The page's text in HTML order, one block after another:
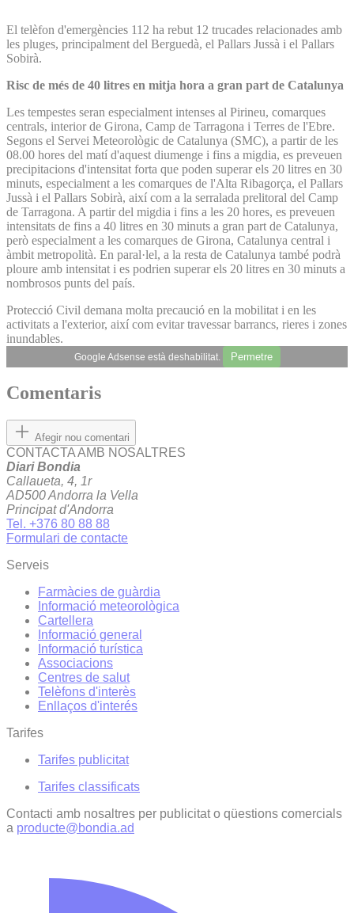
El telèfon d'emergències 112 ha rebut 12 trucades relacionades amb
les pluges, principalment del Berguedà, el Pallars Jussà i el Pallars
Sobirà.
Risc de més de 40 litres en mitja hora a gran part de Catalunya
Les tempestes seran especialment intenses al Pirineu, comarques
centrals, interior de Girona, Camp de Tarragona i Terres de l'Ebre.
Segons el Servei Meteorològic de Catalunya (SMC), a partir de les
08.00 hores del matí d'aquest diumenge i fins a migdia, es preveuen
precipitacions d'intensitat forta que poden superar els 20 litres en 30
minuts, especialment a les comarques de l'Alta Ribagorça, el Pallars
Jussà i el Pallars Sobirà, així com a la serralada prelitoral del Camp
de Tarragona. A partir del migdia i fins a les 20 hores, es preveuen
intensitats de fins a 40 litres en 30 minuts a gran part de Catalunya,
però especialment a les comarques de Girona, Catalunya central i
àmbit metropolità. En paral·lel, a la resta de Catalunya també podrà
ploure amb intensitat i es podrien superar els 20 litres en 30 minuts a
nombrosos punts del país.
Protecció Civil demana molta precaució en la mobilitat i en les
activitats a l'exterior, així com evitar travessar barrancs, rieres i zones
inundables.
Google Adsense està deshabilitat. Permetre
Comentaris
Afegir nou comentari
CONTACTA AMB NOSALTRES
Diari Bondia
Callaueta, 4, 1r
AD500 Andorra la Vella
Principat d'Andorra
Tel. +376 80 88 88
Formulari de contacte
Serveis
Farmàcies de guàrdia
Informació meteorològica
Cartellera
Informació general
Informació turística
Associacions
Centres de salut
Telèfons d'interès
Enllaços d'interés
Tarifes
Tarifes publicitat
Tarifes classificats
Contacti amb nosaltres per publicitat o qüestions comercials
a producte@bondia.ad